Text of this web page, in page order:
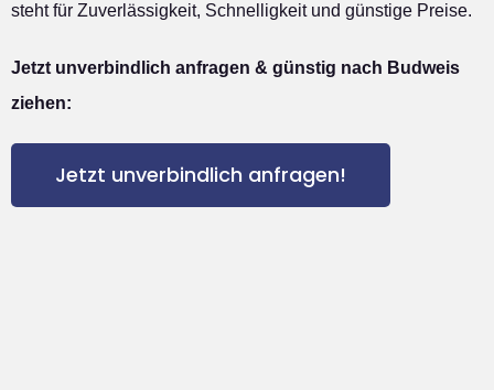
steht für Zuverlässigkeit, Schnelligkeit und günstige Preise.
Jetzt unverbindlich anfragen & günstig nach Budweis
ziehen:
Jetzt unverbindlich anfragen!